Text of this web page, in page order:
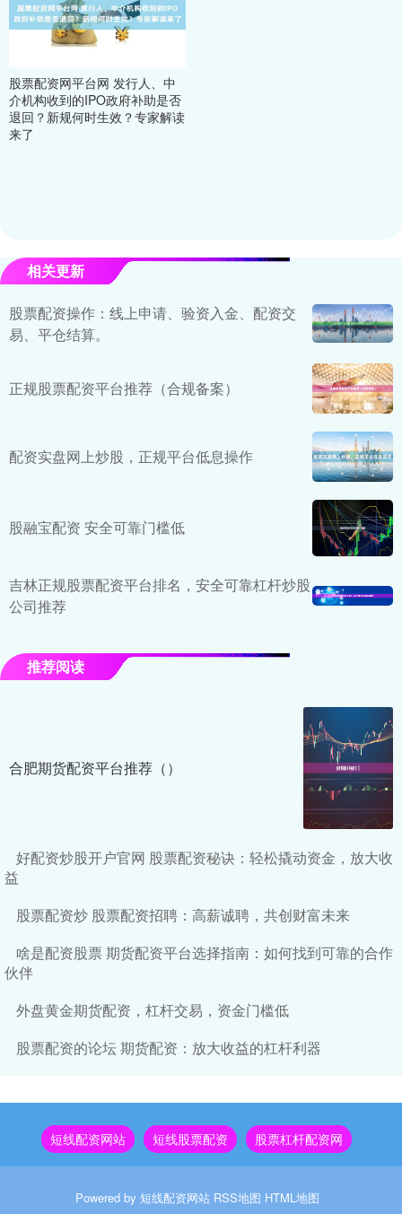
股票配资网平台网 发行人、中
介机构收到的IPO政府补助是否
退回？新规何时生效？专家解读
来了
相关更新
股票配资操作：线上申请、验资入金、配资交
易、平仓结算。
正规股票配资平台推荐（合规备案）
配资实盘网上炒股，正规平台低息操作
股融宝配资 安全可靠门槛低
吉林正规股票配资平台排名，安全可靠杠杆炒股
公司推荐
推荐阅读
合肥期货配资平台推荐（）
好配资炒股开户官网 股票配资秘诀：轻松撬动资金，放大收
益
股票配资炒 股票配资招聘：高薪诚聘，共创财富未来
啥是配资股票 期货配资平台选择指南：如何找到可靠的合作
伙伴
外盘黄金期货配资，杠杆交易，资金门槛低
股票配资的论坛 期货配资：放大收益的杠杆利器
短线配资网站 短线股票配资 股票杠杆配资网
Powered by 短线配资网站 RSS地图 HTML地图